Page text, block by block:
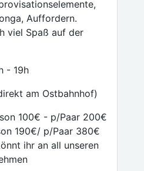
Auffordern.
viel Spaß auf der
- 19h
am Ostbahnhof)
100€ - p/Paar 200€
190€/ p/Paar 380€
ihr an all unseren